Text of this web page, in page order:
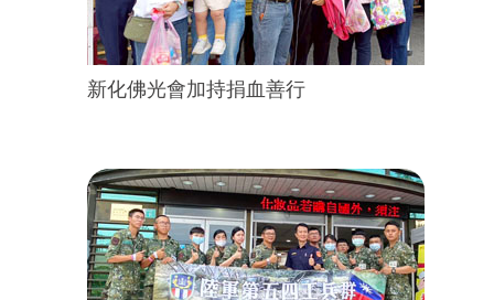
新化佛光會加持捐血善行